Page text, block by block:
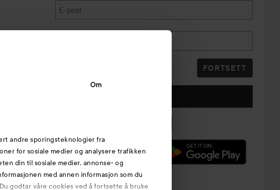
Om
andre sporingsteknologier fra
for sosiale medier og analysere trafikken
din til sosiale medier, annonse- og
med annen informasjon som du
godtar våre cookies ved å fortsette å bruke
E-post
FORTSETT